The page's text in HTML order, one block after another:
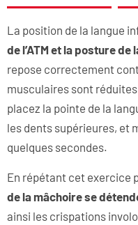
La position de la langue
de l’ATM et la posture de
repose correctement
musculaires sont
placez la pointe de la
les dents supérieures, et
quelques secondes.
En répétant cet exercice
de la mâchoire se
ainsi les crispations